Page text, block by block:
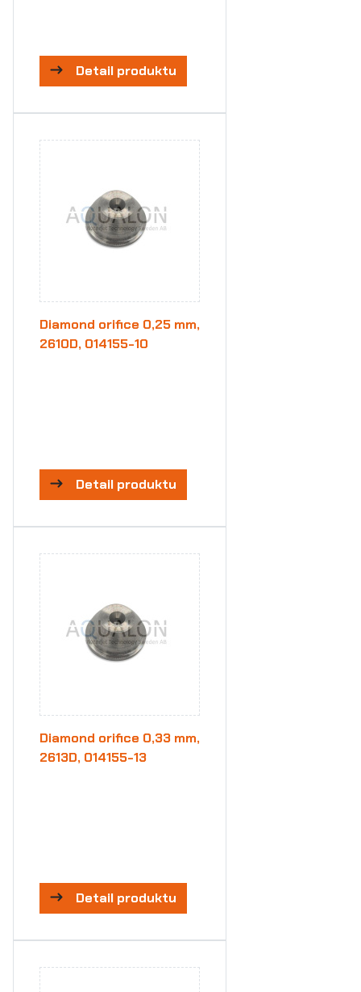
Detail produktu
Diamond orifice 0,25 mm,
2610D, 014155-10
Detail produktu
Diamond orifice 0,33 mm,
2613D, 014155-13
Detail produktu